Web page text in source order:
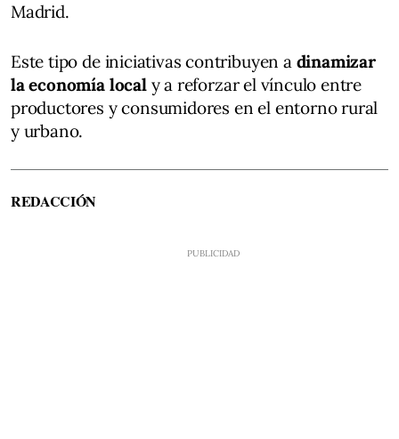
Madrid.
Este tipo de iniciativas contribuyen a dinamizar
la economía localy a reforzar el vínculo entre
productores y consumidores en el entorno rural
y urbano.
REDACCIÓN